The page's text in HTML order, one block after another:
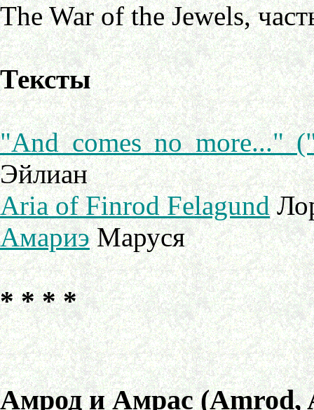
The War of the Jewels,
Тексты
"And comes no more..."
Эйлиан
Aria of Finrod Felagund
АмариэМаруся
* * * *
Амрод и Амрас (Amrod,